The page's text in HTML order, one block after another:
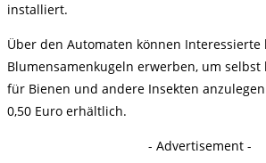
installiert.
Über den Automaten können Interessierte
Blumensamenkugeln erwerben, um selbst
für Bienen und andere Insekten
0,50 Euro erhältlich.
- Advertisement -